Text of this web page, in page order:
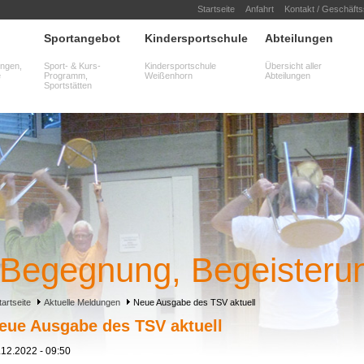
Startseite Anfahrt Kontakt /
Sportangebot
Sport- & Kurs-
Programm,
Sportstätten
Kindersportschule
Kindersportschule
Weißenhorn
Abteilungen
Übersicht aller
Abteilungen
Aktuelle Meldungen Neue Ausgabe des TSV aktuell
Ausgabe des TSV aktuell
- 09:50